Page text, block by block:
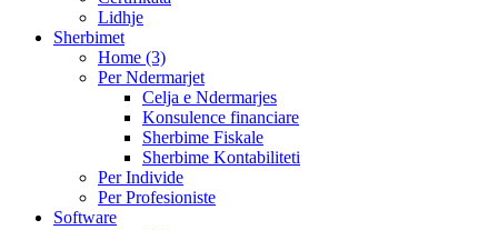
Lidhje
Sherbimet
Home (3)
Per Ndermarjet
Celja e Ndermarjes
Konsulence financiare
Sherbime Fiskale
Sherbime Kontabiliteti
Per Individe
Per Profesioniste
Software